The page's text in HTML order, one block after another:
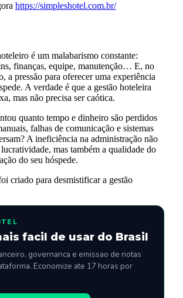
https://simpleshotel.com.br/
é um malabarismo constante:
finanças, equipe, manutenção… E, no
a pressão para oferecer uma experiência
A verdade é que a gestão hoteleira
mas não precisa ser caótica.
quanto tempo e dinheiro são perdidos
falhas de comunicação e sistemas
A ineficiência na administração não
lucratividade, mas também a qualidade do
do seu hóspede.
criado para desmistificar a gestão
facil de usar do Brasil
governanca e emissao de notas
Economize ate 17 horas por